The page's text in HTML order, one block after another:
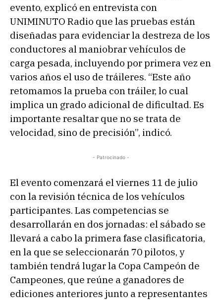
evento, explicó en entrevista con
UNIMINUTO Radio que las pruebas están
diseñadas para evidenciar la destreza de los
conductores al maniobrar vehículos de
carga pesada, incluyendo por primera vez en
varios años el uso de tráileres. “Este año
retomamos la prueba con tráiler, lo cual
implica un grado adicional de dificultad. Es
importante resaltar que no se trata de
velocidad, sino de precisión”, indicó.
- Patrocinado -
El evento comenzará el viernes 11 de julio
con la revisión técnica de los vehículos
participantes. Las competencias se
desarrollarán en dos jornadas: el sábado se
llevará a cabo la primera fase clasificatoria,
en la que se seleccionarán 70 pilotos, y
también tendrá lugar la Copa Campeón de
Campeones, que reúne a ganadores de
ediciones anteriores junto a representantes